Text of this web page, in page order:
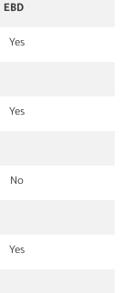
النظام الالكتروني لتوزيع قوة المكابح EBD
Yes
Yes
No
Yes